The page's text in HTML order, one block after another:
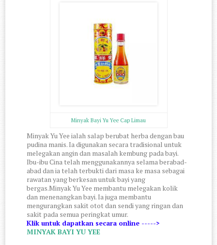
Minyak Bayi Yu Yee Cap Limau
Minyak Yu Yee ialah salap berubat herba dengan bau
pudina manis. Ia digunakan secara tradisional untuk
melegakan angin dan masalah kembung pada bayi.
Ibu-ibu Cina telah menggunakannya selama berabad-
abad dan ia telah terbukti dari masa ke masa sebagai
rawatan yang berkesan untuk bayi yang
bergas.Minyak Yu Yee membantu melegakan kolik
dan menenangkan bayi. Ia juga membantu
mengurangkan sakit otot dan sendi yang ringan dan
sakit pada semua peringkat umur.
Klik untuk dapatkan secara online ----->
MINYAK BAYI YU YEE